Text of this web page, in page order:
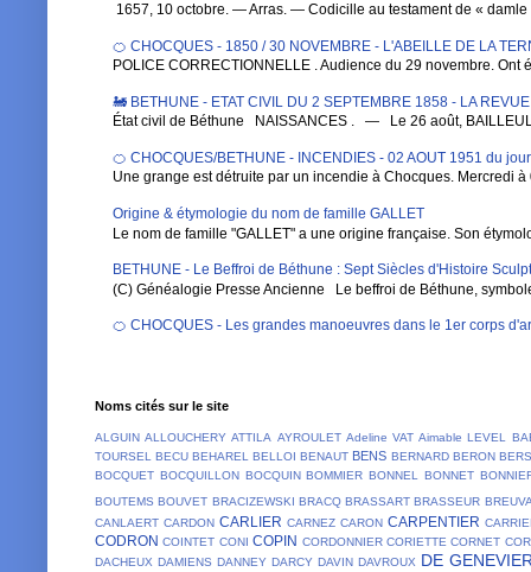
1657, 10 octobre. — Arras. — Codicille au testament de « damle
🍊 CHOCQUES - 1850 / 30 NOVEMBRE - L'ABEILLE DE LA
POLICE CORRECTIONNELLE . Audience du 29 novembre.
🚂 BETHUNE - ETAT CIVIL DU 2 SEPTEMBRE 1858 - LA
État civil de Béthune NAISSANCES . — Le 26 août,
🍊 CHOCQUES/BETHUNE - INCENDIES - 02 AOUT 1951 du
Une grange est détruite par un incendie à Chocques. Mercredi
Origine & étymologie du nom de famille GALLET
Le nom de famille "GALLET" a une origine française. Son
BETHUNE - Le Beffroi de Béthune : Sept Siècles d'Histoire
(C) Généalogie Presse Ancienne Le beffroi de Béthune,
🍊 CHOCQUES - Les grandes manoeuvres dans le 1er corps
Noms cités sur le site
ALGUIN ALLOUCHERY ATTILA AYROULET Adeline VAT Aimable LEVEL
TOURSEL BECU BEHAREL BELLOI BENAUT BENS BERNARD BERON
BOCQUET BOCQUILLON BOCQUIN BOMMIER BONNEL BONNET
BOUTEMS BOUVET BRACIZEWSKI BRACQ BRASSART BRASSEUR
CANLAERT CARDON CARLIER CARNEZ CARON CARPENTIER
CODRON COINTET CONI COPIN CORDONNIER CORIETTE CORNET
DACHEUX DAMIENS DANNEY DARCY DAVIN DAVROUX DE